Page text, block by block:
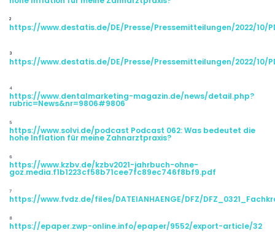
²
https://www.destatis.de/DE/Presse/Pressemitteilungen/2022/10/
³
https://www.destatis.de/DE/Presse/Pressemitteilungen/2022/10/
⁴
https://www.dentalmarketing-magazin.de/news/detail.php?
rubric=News&nr=9806#9806
⁵
https://www.solvi.de/podcast Podcast 062: Was bedeutet die
hohe Inflation für meine Zahnarztpraxis?
⁶
https://www.kzbv.de/kzbv2021-jahrbuch-ohne-
goz.media.f1b1223cf58b71cee7fc89ec746f8bf9.pdf
⁷
https://www.fvdz.de/files/DATEIANHAENGE/DFZ/
⁸
https://epaper.zwp-online.info/epaper/9552/export-article/32